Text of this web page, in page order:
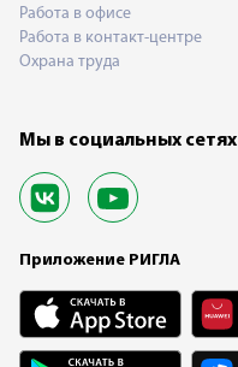
Работа в офисе
Работа в контакт-центре
Охрана труда
Мы в социальных сетях
Приложение РИГЛА